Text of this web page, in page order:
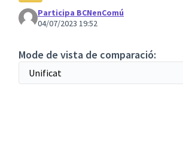
Participa BCNenComú
04/07/2023 19:52
Mode de vista de comparació: